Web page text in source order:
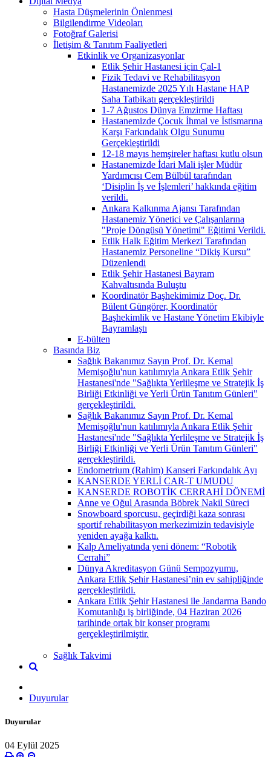
Hasta Düşmelerinin Önlenmesi
Bilgilendirme Videoları
Fotoğraf Galerisi
İletişim & Tanıtım Faaliyetleri
Etkinlik ve Organizasyonlar
Etlik Şehir Hastanesi için Çal-1
Fizik Tedavi ve Rehabilitasyon
Hastanemizde 2025 Yılı Hastane HAP
Saha Tatbikatı gerçekleştirildi
1-7 Ağustos Dünya Emzirme Haftası
Hastanemizde Çocuk İhmal ve İstismarına
Karşı Farkındalık Olgu Sunumu
Gerçekleştirildi
12-18 mayıs hemşireler haftası kutlu olsun
Hastanemizde İdari Mali işler Müdür
Yardımcısı Cem Bülbül tarafından
‘Disiplin İş ve İşlemleri’ hakkında eğitim
verildi.
Ankara Kalkınma Ajansı Tarafından
Hastanemiz Yönetici ve Çalışanlarına
"Proje Döngüsü Yönetimi" Eğitimi Verildi.
Etlik Halk Eğitim Merkezi Tarafından
Hastanemiz Personeline “Dikiş Kursu”
Düzenlendi
Etlik Şehir Hastanesi Bayram
Kahvaltısında Buluştu
Koordinatör Başhekimimiz Doç. Dr.
Bülent Güngörer, Koordinatör
Başhekimlik ve Hastane Yönetim Ekibiyle
Bayramlaştı
E-bülten
Basında Biz
Sağlık Bakanımız Sayın Prof. Dr. Kemal
Memişoğlu'nun katılımıyla Ankara Etlik Şehir
Hastanesi'nde "Sağlıkta Yerlileşme ve Stratejik İş
Birliği Etkinliği ve Yerli Ürün Tanıtım Günleri"
gerçekleştirildi.
Sağlık Bakanımız Sayın Prof. Dr. Kemal
Memişoğlu'nun katılımıyla Ankara Etlik Şehir
Hastanesi'nde "Sağlıkta Yerlileşme ve Stratejik İş
Birliği Etkinliği ve Yerli Ürün Tanıtım Günleri"
gerçekleştirildi.
Endometrium (Rahim) Kanseri Farkındalık Ayı
KANSERDE YERLİ CAR-T UMUDU
KANSERDE ROBOTİK CERRAHİ DÖNEMİ
Anne ve Oğul Arasında Böbrek Nakil Süreci
Snowboard sporcusu, geçirdiği kaza sonrası
sportif rehabilitasyon merkezimizin tedavisiyle
yeniden ayağa kalktı.
Kalp Ameliyatında yeni dönem: “Robotik
Cerrahi”
Dünya Akreditasyon Günü Sempozyumu,
Ankara Etlik Şehir Hastanesi’nin ev sahipliğinde
gerçekleştirildi.
Ankara Etlik Şehir Hastanesi ile Jandarma Bando
Komutanlığı iş birliğinde, 04 Haziran 2026
tarihinde ortak bir konser programı
gerçekleştirilmiştir.
Sağlık Takvimi
Duyurular
Duyurular
04 Eylül 2025